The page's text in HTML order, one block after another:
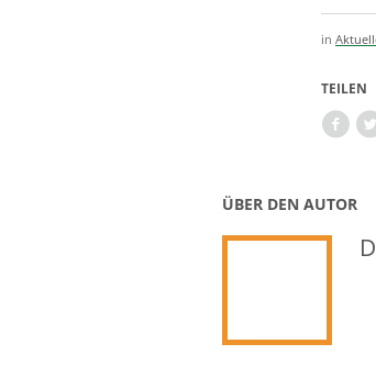
in
TEILEN
ÜBER DEN AUTOR